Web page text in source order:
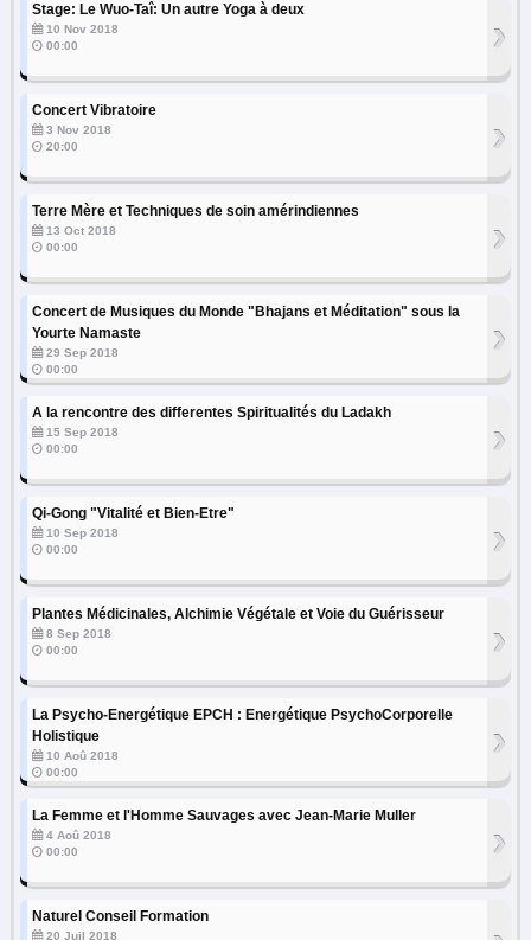
Stage: Le Wuo-Taî: Un autre Yoga à deux
10 Nov 2018
00:00
›
Concert Vibratoire
3 Nov 2018
20:00
›
Terre Mère et Techniques de soin amérindiennes
13 Oct 2018
00:00
›
Concert de Musiques du Monde "Bhajans et Méditation" sous la
Yourte Namaste
29 Sep 2018
00:00
›
A la rencontre des differentes Spiritualités du Ladakh
15 Sep 2018
00:00
›
Qi-Gong "Vitalité et Bien-Etre"
10 Sep 2018
00:00
›
Plantes Médicinales, Alchimie Végétale et Voie du Guérisseur
8 Sep 2018
00:00
›
La Psycho-Energétique EPCH : Energétique PsychoCorporelle
Holistique
10 Aoû 2018
00:00
›
La Femme et l'Homme Sauvages avec Jean-Marie Muller
4 Aoû 2018
00:00
›
Naturel Conseil Formation
20 Juil 2018